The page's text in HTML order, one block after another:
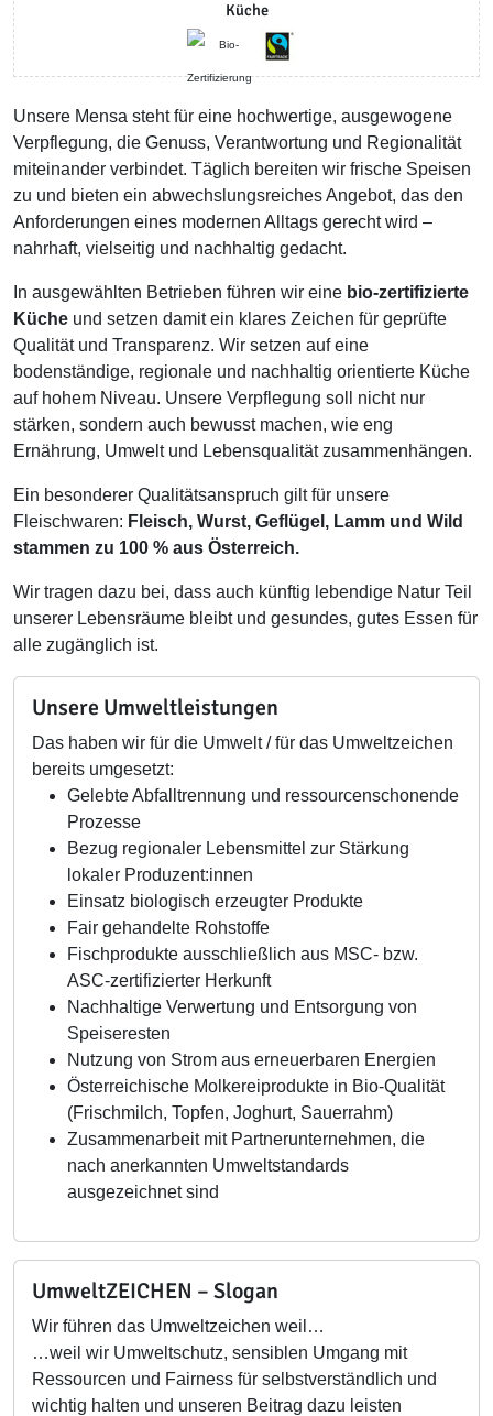
Küche
Unsere Mensa steht für eine hochwertige, ausgewogene
Verpflegung, die Genuss, Verantwortung und Regionalität
miteinander verbindet. Täglich bereiten wir frische Speisen
zu und bieten ein abwechslungsreiches Angebot, das den
Anforderungen eines modernen Alltags gerecht wird –
nahrhaft, vielseitig und nachhaltig gedacht.
In ausgewählten Betrieben führen wir eine bio-zertifizierte
Küche und setzen damit ein klares Zeichen für geprüfte
Qualität und Transparenz. Wir setzen auf eine
bodenständige, regionale und nachhaltig orientierte Küche
auf hohem Niveau. Unsere Verpflegung soll nicht nur
stärken, sondern auch bewusst machen, wie eng
Ernährung, Umwelt und Lebensqualität zusammenhängen.
Ein besonderer Qualitätsanspruch gilt für unsere
Fleischwaren: Fleisch, Wurst, Geflügel, Lamm und Wild
stammen zu 100 % aus Österreich.
Wir tragen dazu bei, dass auch künftig lebendige Natur Teil
unserer Lebensräume bleibt und gesundes, gutes Essen für
alle zugänglich ist.
Unsere Umweltleistungen
Das haben wir für die Umwelt / für das Umweltzeichen
bereits umgesetzt:
Gelebte Abfalltrennung und ressourcenschonende
Prozesse
Bezug regionaler Lebensmittel zur Stärkung
lokaler Produzent:innen
Einsatz biologisch erzeugter Produkte
Fair gehandelte Rohstoffe
Fischprodukte ausschließlich aus MSC- bzw.
ASC-zertifizierter Herkunft
Nachhaltige Verwertung und Entsorgung von
Speiseresten
Nutzung von Strom aus erneuerbaren Energien
Österreichische Molkereiprodukte in Bio-Qualität
(Frischmilch, Topfen, Joghurt, Sauerrahm)
Zusammenarbeit mit Partnerunternehmen, die
nach anerkannten Umweltstandards
ausgezeichnet sind
UmweltZEICHEN – Slogan
Wir führen das Umweltzeichen weil…
…weil wir Umweltschutz, sensiblen Umgang mit
Ressourcen und Fairness für selbstverständlich und
wichtig halten und unseren Beitrag dazu leisten